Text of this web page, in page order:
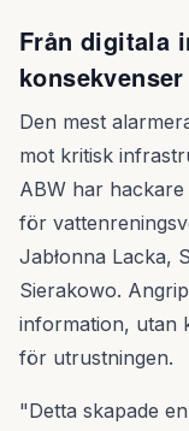
Från digitala
konsekvenser
Den mest
mot kritisk
ABW har
för
Jabłonna Lacka,
Sierakowo.
information, utan
för utrustningen.
"Detta skapade